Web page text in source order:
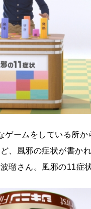
ゲームをしている所
、風邪の症状が書か
瑠さん。風邪の11症